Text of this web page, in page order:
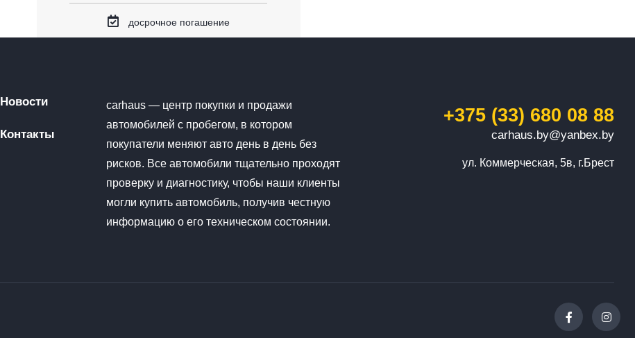
досрочное погашение
Новости
Контакты
carhaus — центр покупки и продажи
автомобилей с пробегом, в котором
покупатели меняют авто день в день без
рисков. Все автомобили тщательно проходят
проверку и диагностику, чтобы наши клиенты
могли купить автомобиль, получив честную
информацию о его техническом состоянии.
+375 (33) 680 08 88
carhaus.by@yanbex.by
ул. Коммерческая, 5в, г.Брест